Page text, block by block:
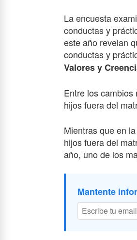
La encuesta
conductas y
este año revelan
conductas y
Valores y
Entre los
hijos fuera del
Mientras que en
hijos fuera del
año, uno de los
Mantente